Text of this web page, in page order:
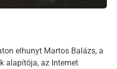
elhunyt Martos Balázs, a
alapítója, az Internet